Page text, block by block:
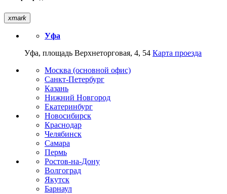
xmark
Уфа
Уфа, площадь Верхнеторговая, 4, 54 Карта проезда
Москва (основной офис)
Санкт-Петербург
Казань
Нижний Новгород
Екатеринбург
Новосибирск
Краснодар
Челябинск
Самара
Пермь
Ростов-на-Дону
Волгоград
Якутск
Барнаул